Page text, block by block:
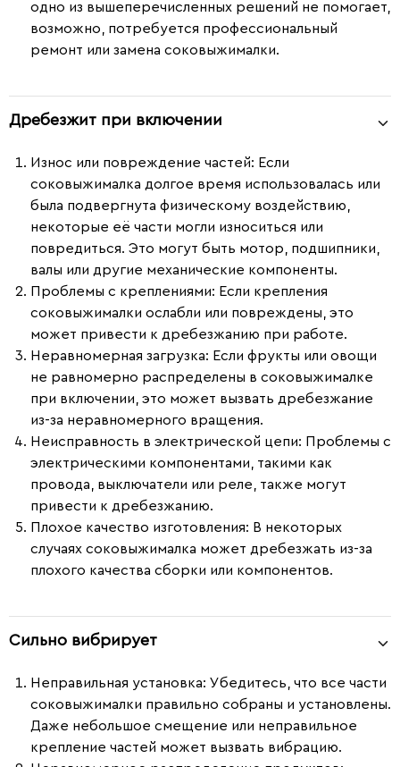
одно из вышеперечисленных решений не помогает,
возможно, потребуется профессиональный
ремонт или замена соковыжималки.
Дребезжит при включении
Износ или повреждение частей: Если
соковыжималка долгое время использовалась или
была подвергнута физическому воздействию,
некоторые её части могли износиться или
повредиться. Это могут быть мотор, подшипники,
валы или другие механические компоненты.
Проблемы с креплениями: Если крепления
соковыжималки ослабли или повреждены, это
может привести к дребезжанию при работе.
Неравномерная загрузка: Если фрукты или овощи
не равномерно распределены в соковыжималке
при включении, это может вызвать дребезжание
из-за неравномерного вращения.
Неисправность в электрической цепи: Проблемы с
электрическими компонентами, такими как
провода, выключатели или реле, также могут
привести к дребезжанию.
Плохое качество изготовления: В некоторых
случаях соковыжималка может дребезжать из-за
плохого качества сборки или компонентов.
Сильно вибрирует
Неправильная установка: Убедитесь, что все части
соковыжималки правильно собраны и установлены.
Даже небольшое смещение или неправильное
крепление частей может вызвать вибрацию.